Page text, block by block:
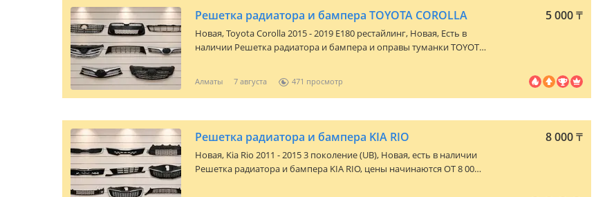
Решетка радиатора и бампера TOYOTA COROLLA 5 000₸
Новая,Toyota Corolla 2015 - 2019 E180 рестайлинг, Новая, Есть в
наличии Решетка радиатора и бампера и оправы туманки TOYOTA
наличии для данной марки автомашины. По всем вопросам
можете звонить или написать. Есть доставка по городу и отправка
Алматы 7 августа 471
Решетка радиатора и бампера KIA RIO 8 000₸
Новая, Kia Rio 2011 - 2015 3 поколение (UB), Новая, есть в наличии
Решетка радиатора и бампера KIA RIO, цены начинаются ОТ 8 000